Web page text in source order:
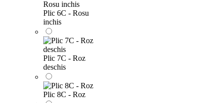
Plic 6C - Rosu
inchis
Plic 7C - Roz
deschis
Plic 8C - Roz